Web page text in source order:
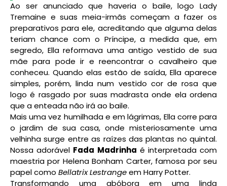
Ao ser anunciado que haveria o baile, logo Lady
Tremaine e suas meia-irmãs começam a fazer os
preparativos para ele, acreditando que alguma delas
teriam chance com o Príncipe, a medida que, em
segredo, Ella reformava uma antigo vestido de sua
mãe para pode ir e reencontrar o cavalheiro que
conheceu. Quando elas estão de saída, Ella aparece
simples, porém, linda num vestido cor de rosa que
logo é rasgado por suas madrasta onde ela ordena
que a enteada não irá ao baile.
Mais uma vez humilhada e em lágrimas, Ella corre para
o jardim de sua casa, onde misteriosamente uma
velhinha surge entre as raízes das plantas no quintal.
Nossa adorável Fada Madrinha é interpretada com
maestria por Helena Bonham Carter, famosa por seu
papel como Bellatrix Lestrangeem Harry Potter.
Transformando uma abóbora em uma linda